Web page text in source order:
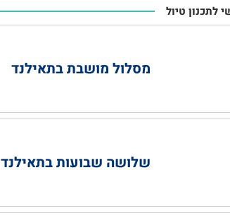
לתכנון טיול
מסלול מושבת בתאילנד
שלושה שבועות בתאילנד